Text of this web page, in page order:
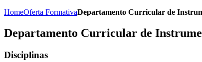
HomeOferta FormativaDepartamento Curricular de
Departamento Curricular de
Disciplinas